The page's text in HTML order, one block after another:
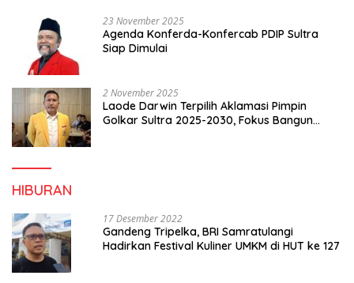
23 November 2025
Agenda Konferda-Konfercab PDIP Sultra
Siap Dimulai
2 November 2025
Laode Darwin Terpilih Aklamasi Pimpin
Golkar Sultra 2025-2030, Fokus Bangun
HIBURAN
17 Desember 2022
Gandeng Tripelka, BRI Samratulangi
Hadirkan Festival Kuliner UMKM di HUT ke 127